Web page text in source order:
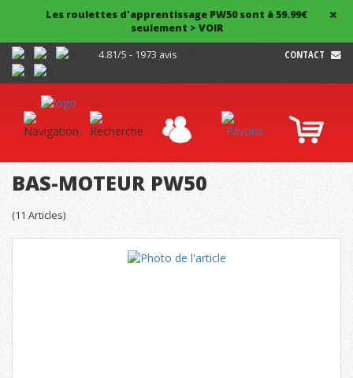
Les roulettes d'apprentissage PW50 sont à 59.99€
seulement > VOIR
4.81/5 - 1973 avis
CONTACT
BAS-MOTEUR PW50
(11Articles)